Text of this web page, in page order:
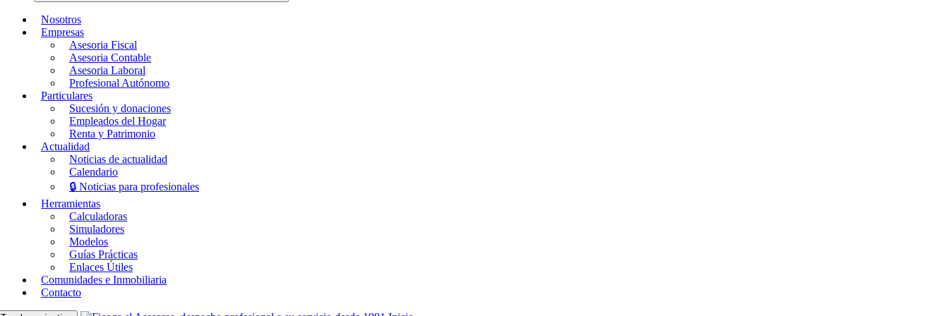
Nosotros
Empresas
Asesoria Fiscal
Asesoria Contable
Asesoria Laboral
Profesional Autónomo
Particulares
Sucesión y donaciones
Empleados del Hogar
Renta y Patrimonio
Actualidad
Noticias de actualidad
Calendario
🔒 Noticias para profesionales
Herramientas
Calculadoras
Simuladores
Modelos
Guías Prácticas
Enlaces Útiles
Comunidades e Inmobiliaria
Contacto